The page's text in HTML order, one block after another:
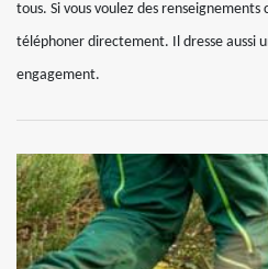
tous. Si vous voulez des
téléphoner directement. Il dresse aussi
engagement.